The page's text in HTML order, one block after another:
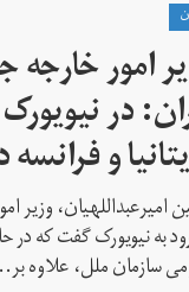
امور
در
و
امیرعبداللهیان، وزیر
به نیویورک گفت که
سازمان ملل، علاوه